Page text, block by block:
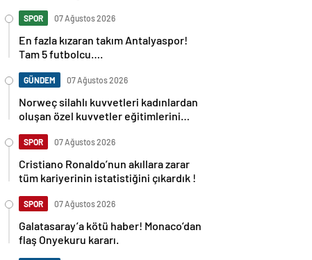
SPOR 07 Ağustos 2026
En fazla kızaran takım Antalyaspor!
Tam 5 futbolcu….
GÜNDEM 07 Ağustos 2026
Norweç silahlı kuvvetleri kadınlardan
oluşan özel kuvvetler eğitimlerini
SPOR 07 Ağustos 2026
Cristiano Ronaldo’nun akıllara zarar
tüm kariyerinin istatistiğini çıkardık !
SPOR 07 Ağustos 2026
Galatasaray’a kötü haber! Monaco’dan
flaş Onyekuru kararı.